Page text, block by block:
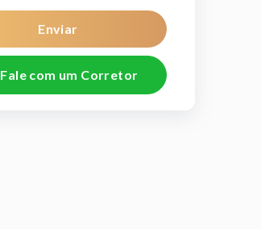
Enviar
Fale com um Corretor